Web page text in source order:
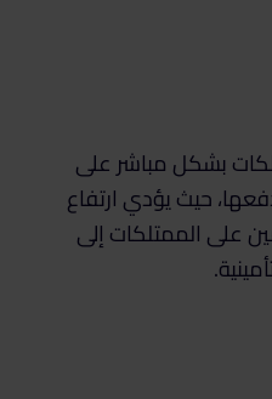
بشكل مباشر على
حيث يؤدي ارتفاع
على الممتلكات إلى